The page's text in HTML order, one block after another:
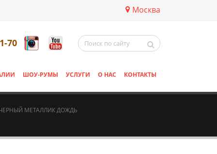
Москва
70
ШОУ-РУМЫ УСЛУГИ О НАС КОНТАКТЫ
МЕТАЛЛИК ДОЖДЬ